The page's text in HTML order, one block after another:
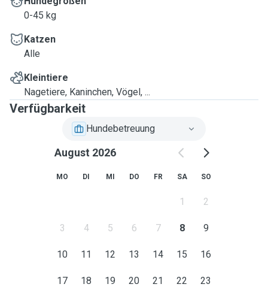
0-45 kg
Katzen
Alle
Kleintiere
Nagetiere, Kaninchen, Vögel, ...
Verfügbarkeit
Hundebetreuung
August 2026
MO DI MI DO FR SA SO
1 2
3 4 5 6 7 8 9
10 11 12 13 14 15 16
17 18 19 20 21 22 23